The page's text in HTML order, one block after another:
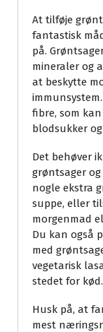
At tilføje
fantastisk
på.
mineraler og
at beskytte
fibre, som
blodsukker
Det behøver
grøntsager
nogle ekstra
suppe, eller
morgenmad
Du kan også
med
vegetarisk
stedet for kød.
Husk på, at
mest